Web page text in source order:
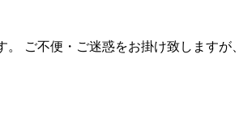
ご不便・ご迷惑をお掛け致しますが、